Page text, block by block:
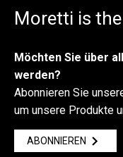
Moretti is
Möchten Sie über
werden?
Abonnieren Sie
um unsere Produkte
ABONNIEREN